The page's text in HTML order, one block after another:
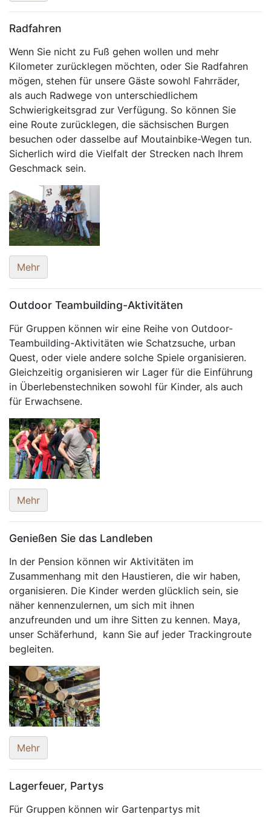
Radfahren
Wenn Sie nicht zu Fuß gehen wollen und mehr
Kilometer zurücklegen möchten, oder Sie Radfahren
mögen, stehen für unsere Gäste sowohl Fahrräder,
als auch Radwege von unterschiedlichem
Schwierigkeitsgrad zur Verfügung. So können Sie
eine Route zurücklegen, die sächsischen Burgen
besuchen oder dasselbe auf Moutainbike-Wegen tun.
Sicherlich wird die Vielfalt der Strecken nach Ihrem
Geschmack sein.
Mehr
Outdoor Teambuilding-Aktivitäten
Für Gruppen können wir eine Reihe von Outdoor-
Teambuilding-Aktivitäten wie Schatzsuche, urban
Quest, oder viele andere solche Spiele organisieren.
Gleichzeitig organisieren wir Lager für die Einführung
in Überlebenstechniken sowohl für Kinder, als auch
für Erwachsene.
Mehr
Genießen Sie das Landleben
In der Pension können wir Aktivitäten im
Zusammenhang mit den Haustieren, die wir haben,
organisieren. Die Kinder werden glücklich sein, sie
näher kennenzulernen, um sich mit ihnen
anzufreunden und um ihre Sitten zu kennen. Maya,
unser Schäferhund, kann Sie auf jeder Trackingroute
begleiten.
Mehr
Lagerfeuer, Partys
Für Gruppen können wir Gartenpartys mit